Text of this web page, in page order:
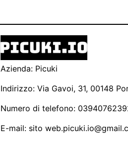
Azienda: Picuki
Indirizzo: Via Gavoi, 31, 00148
Numero di telefono:
E-mail: sito